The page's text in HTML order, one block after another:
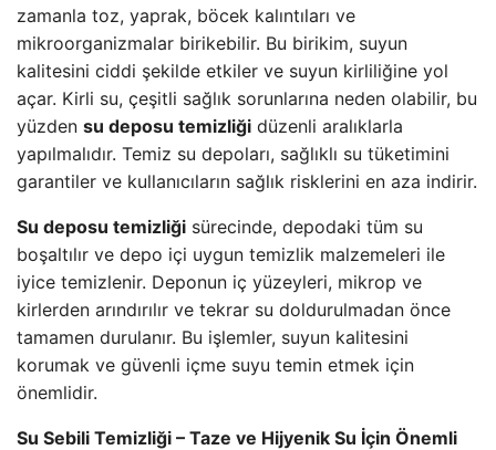
zamanla toz, yaprak, böcek kalıntıları ve
mikroorganizmalar birikebilir. Bu birikim, suyun
kalitesini ciddi şekilde etkiler ve suyun kirliliğine yol
açar. Kirli su, çeşitli sağlık sorunlarına neden olabilir, bu
yüzden su deposu temizliği düzenli aralıklarla
yapılmalıdır. Temiz su depoları, sağlıklı su tüketimini
garantiler ve kullanıcıların sağlık risklerini en aza indirir.
Su deposu temizliği sürecinde, depodaki tüm su
boşaltılır ve depo içi uygun temizlik malzemeleri ile
iyice temizlenir. Deponun iç yüzeyleri, mikrop ve
kirlerden arındırılır ve tekrar su doldurulmadan önce
tamamen durulanır. Bu işlemler, suyun kalitesini
korumak ve güvenli içme suyu temin etmek için
önemlidir.
Su Sebili Temizliği – Taze ve Hijyenik Su İçin Önemli